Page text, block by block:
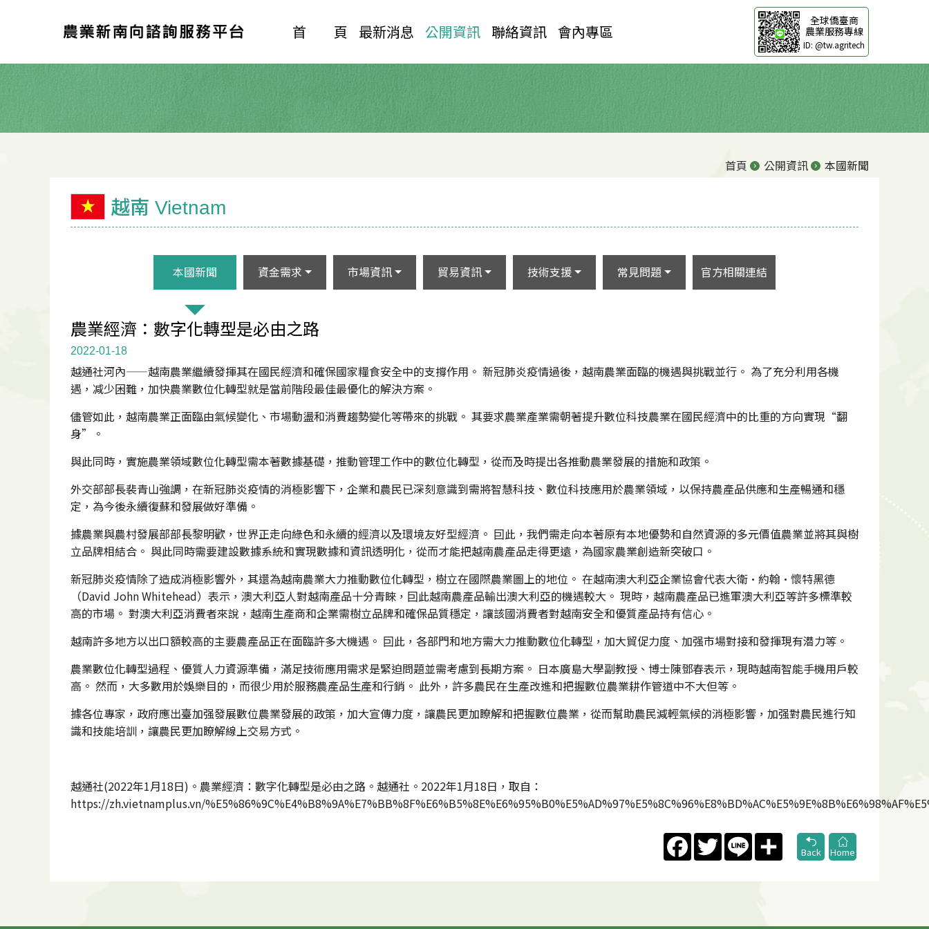
首 頁 最新消息 公開資訊 聯絡資訊 會內專區
全球僑臺商
農業服務專線
ID: @tw.agritech
首頁 公開資訊 本國新聞
越南 Vietnam
本國新聞 資金需求 市場資訊 貿易資訊 技術支援 常見問題 官方相關連結
農業經濟：數字化轉型是必由之路
2022-01-18
越通社河內——越南農業繼續發揮其在國民經濟和確保國家糧食安全中的支撐作用。 新冠肺炎疫情過後，越南農業面臨的機遇與挑戰並行。 為了充分利用各機
遇，减少困難，加快農業數位化轉型就是當前階段最佳最優化的解決方案。
儘管如此，越南農業正面臨由氣候變化、市場動盪和消費趨勢變化等帶來的挑戰。 其要求農業產業需朝著提升數位科技農業在國民經濟中的比重的方向實現“翻
身”。
與此同時，實施農業領域數位化轉型需本著數據基礎，推動管理工作中的數位化轉型，從而及時提出各推動農業發展的措施和政策。
外交部部長裴青山強調，在新冠肺炎疫情的消極影響下，企業和農民已深刻意識到需將智慧科技、數位科技應用於農業領域，以保持農產品供應和生產暢通和穩
定，為今後永續復蘇和發展做好準備。
據農業與農村發展部部長黎明歡，世界正走向綠色和永續的經濟以及環境友好型經濟。 囙此，我們需走向本著原有本地優勢和自然資源的多元價值農業並將其與樹
立品牌相結合。 與此同時需要建設數據系統和實現數據和資訊透明化，從而才能把越南農產品走得更遠，為國家農業創造新突破口。
新冠肺炎疫情除了造成消極影響外，其還為越南農業大力推動數位化轉型，樹立在國際農業圖上的地位。 在越南澳大利亞企業協會代表大衛·約翰·懷特黑德
（David John Whitehead）表示，澳大利亞人對越南產品十分青睞，囙此越南農產品輸出澳大利亞的機遇較大。 現時，越南農產品已進軍澳大利亞等許多標準較
高的市場。 對澳大利亞消費者來說，越南生產商和企業需樹立品牌和確保品質穩定，讓該國消費者對越南安全和優質產品持有信心。
越南許多地方以出口額較高的主要農產品正在面臨許多大機遇。 囙此，各部門和地方需大力推動數位化轉型，加大貿促力度、加强市場對接和發揮現有潜力等。
農業數位化轉型過程、優質人力資源準備，滿足技術應用需求是緊迫問題並需考慮到長期方案。 日本廣島大學副教授、博士陳鄧春表示，現時越南智能手機用戶較
高。 然而，大多數用於娛樂目的，而很少用於服務農產品生產和行銷。 此外，許多農民在生產改進和把握數位農業耕作管道中不大但等。
據各位專家，政府應出臺加强發展數位農業發展的政策，加大宣傳力度，讓農民更加瞭解和把握數位農業，從而幫助農民減輕氣候的消極影響，加强對農民進行知
識和技能培訓，讓農民更加瞭解線上交易方式。
越通社(2022年1月18日)。農業經濟：數字化轉型是必由之路。越通社。2022年1月18日，取自：
https://zh.vietnamplus.vn/
FacebookTwitter Line
Share
Back
Home